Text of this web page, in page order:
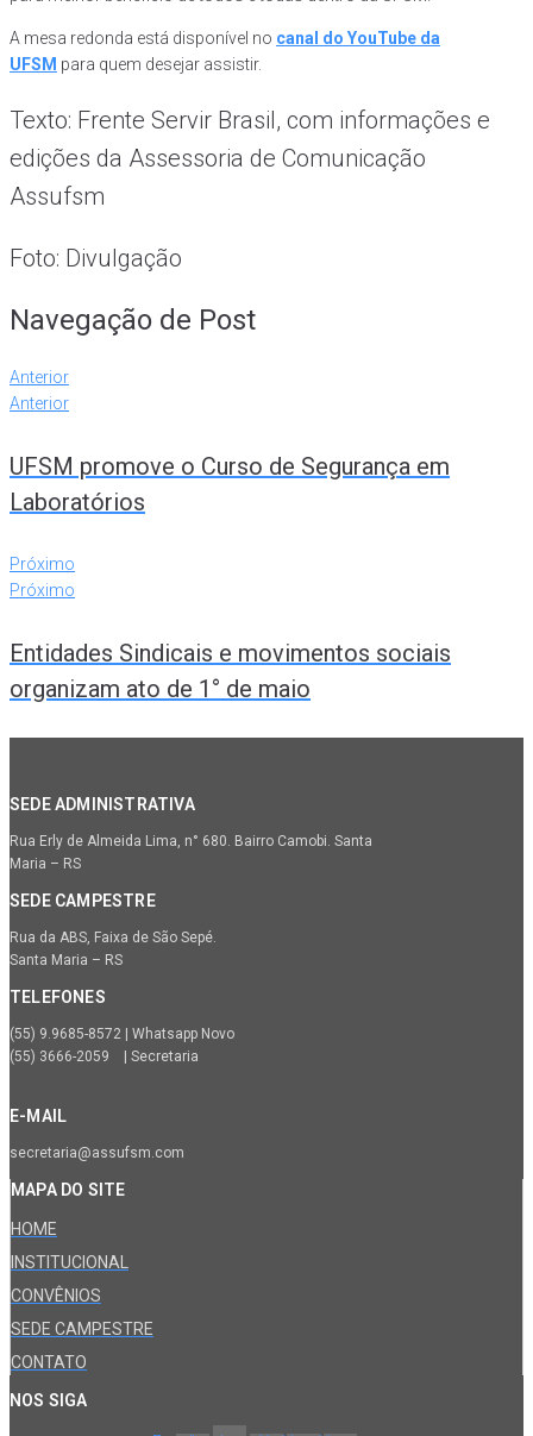
A mesa redonda está disponível no canal do YouTube da
UFSM para quem desejar assistir.
Texto: Frente Servir Brasil, com informações e
edições da Assessoria de Comunicação
Assufsm
Foto: Divulgação
Navegação de Post
Anterior
Anterior
UFSM promove o Curso de Segurança em
Laboratórios
Próximo
Próximo
Entidades Sindicais e movimentos sociais
organizam ato de 1° de maio
SEDE ADMINISTRATIVA
Rua Erly de Almeida Lima, n° 680. Bairro Camobi. Santa
Maria – RS
SEDE CAMPESTRE
Rua da ABS, Faixa de São Sepé.
Santa Maria – RS
TELEFONES
(55) 9.9685-8572 | Whatsapp Novo
(55) 3666-2059 | Secretaria
E-MAIL
secretaria@assufsm.com
MAPA DO SITE
HOME
INSTITUCIONAL
CONVÊNIOS
SEDE CAMPESTRE
CONTATO
NOS SIGA